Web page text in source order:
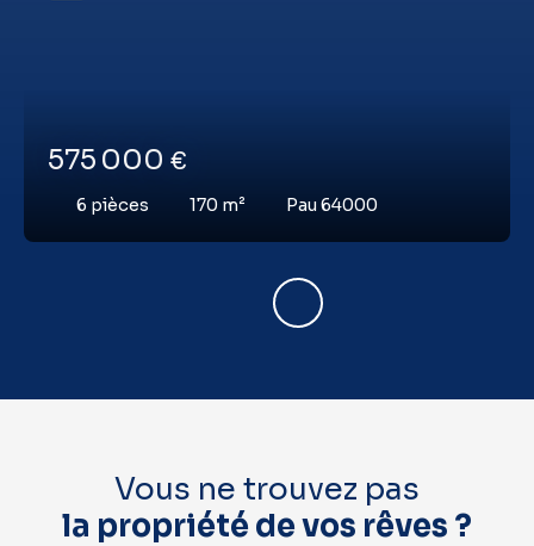
575 000 €
6 pièces 170 m² Pau 64000
Vous ne trouvez pas
la propriété de vos rêves ?